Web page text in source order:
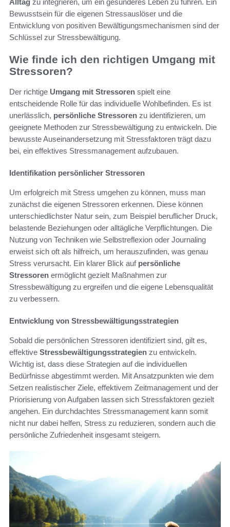
Bewusstsein für die eigenen Stressauslöser und die
Entwicklung von positiven Bewältigungsmechanismen sind der
Schlüssel zur Stressbewältigung.
Wie finde ich den richtigen Umgang mit
Stressoren?
Der richtige Umgang mit Stressoren spielt eine
entscheidende Rolle für das individuelle Wohlbefinden. Es ist
unerlässlich, persönliche Stressoren zu identifizieren, um
geeignete Methoden zur Stressbewältigung zu entwickeln. Die
bewusste Auseinandersetzung mit Stressfaktoren trägt dazu
bei, ein effektives Stressmanagement aufzubauen.
Identifikation persönlicher Stressoren
Um erfolgreich mit Stress umgehen zu können, muss man
zunächst die eigenen Stressoren erkennen. Diese können
unterschiedlichster Natur sein, zum Beispiel beruflicher Druck,
belastende Beziehungen oder alltägliche Verpflichtungen. Die
Nutzung von Techniken wie Selbstreflexion oder Journaling
erweist sich oft als hilfreich, um herauszufinden, was genau
Stress verursacht. Ein klarer Blick auf persönliche
Stressoren ermöglicht gezielt Maßnahmen zur
Stressbewältigung zu ergreifen und die eigene Lebensqualität
zu verbessern.
Entwicklung von Stressbewältigungsstrategien
Sobald die persönlichen Stressoren identifiziert sind, gilt es,
effektive Stressbewältigungsstrategien zu entwickeln.
Wichtig ist, dass diese Strategien auf die individuellen
Bedürfnisse abgestimmt werden. Mit Ansatzpunkten wie dem
Setzen realistischer Ziele, effektivem Zeitmanagement und der
Priorisierung von Aufgaben lassen sich Stressfaktoren gezielt
angehen. Ein durchdachtes Stressmanagement kann somit
nicht nur dabei helfen, Stress zu reduzieren, sondern auch die
persönliche Zufriedenheit insgesamt steigern.